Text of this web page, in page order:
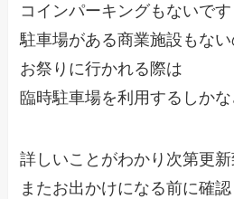
コインパーキングもないです
駐車場がある商業施設もな
お祭りに行かれる際は
臨時駐車場を利用するしかな
詳しいことがわかり次第更新
またお出かけになる前に確認